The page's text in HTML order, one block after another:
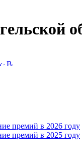
премий в 2026 году
премий в 2025 году